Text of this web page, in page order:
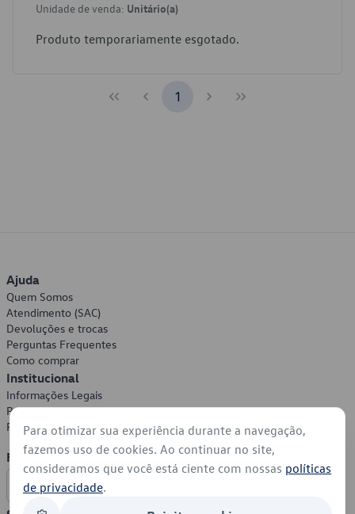
Unidade de venda: Unitário(a)
Produto temporariamente esgotado.
1
Ajuda
Quem Somos
Atendimento (SAC)
Devoluções e trocas
Perguntas Frequentes
Como comprar
Institucional
Informações Legais
Política de Privacidade
Política de Cookies
Formas de Pagamento
Para otimizar sua experiência durante a navegação,
fazemos uso de cookies. Ao continuar no site,
consideramos que você está ciente com nossas políticas
de privacidade.